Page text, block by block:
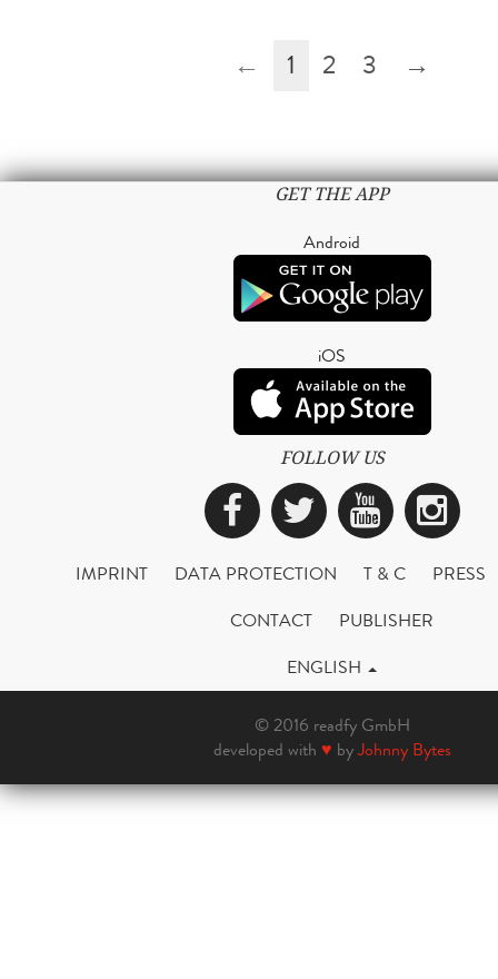
← 1 2 3 →
GET THE APP
Android
iOS
FOLLOW US
Facebook
Twitter
IMPRINT DATA PROTECTION T & C
PRESS
CONTACT
PUBLISHER
ENGLISH
© 2016 readfy GmbH
developed with ♥ byJohnny Bytes